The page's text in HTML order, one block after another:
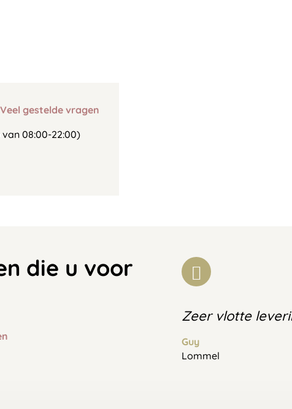
Veel gestelde vragen
08:00-22:00)
die u voor
Zeer vlotte
Guy
Lommel